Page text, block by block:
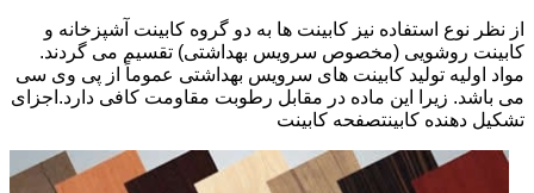
از نظر نوع استفاده نیز کابینت ها به دو گروه کابینت آشپزخانه و
کابینت روشویی (مخصوص سرویس بهداشتی) تقسیم می گردند.
مواد اولیه تولید کابینت های سرویس بهداشتی عموماً از پی وی سی
می باشد. زیرا این ماده در مقابل رطوبت مقاومت کافی دارد.اجزای
تشکیل دهنده کابینتصفحه کابینت